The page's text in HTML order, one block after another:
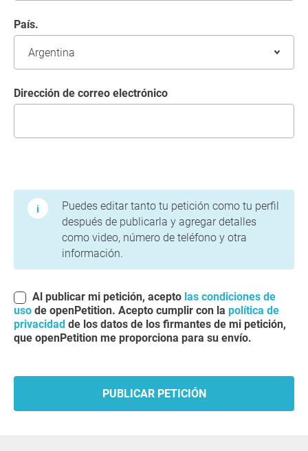
País.
Dirección de correo electrónico
Puedes editar tanto tu petición como tu perfil
después de publicarla y agregar detalles
como video, número de teléfono y otra
información.
Al publicar mi petición, acepto las condiciones de
uso de openPetition. Acepto cumplir con la política de
privacidad de los datos de los firmantes de mi petición,
que openPetition me proporciona para su envío.
PUBLICAR PETICIÓN